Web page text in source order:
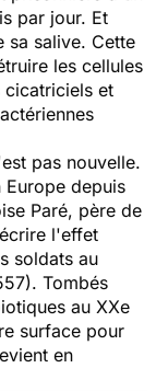
par jour. Et
sa salive. Cette
les cellules
cicatriciels et
pas nouvelle.
Europe depuis
Paré, père de
l'effet
soldats au
Tombés
au XXe
surface pour
en